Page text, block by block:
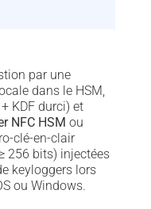
par une
dans le HSM,
KDF durci) et
NFC HSM ou
clé-en-clair
256 bits) injectées
keyloggers lors
ou Windows.